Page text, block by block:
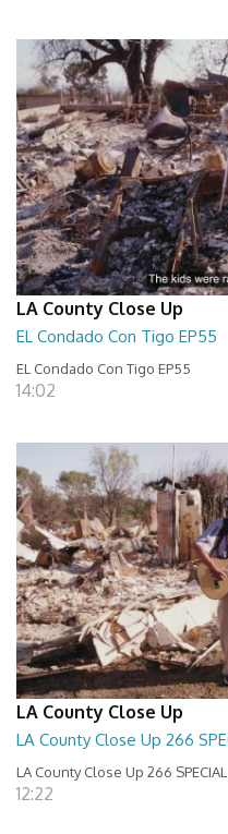
LA County Close Up
EL Condado Con Tigo EP55
EL Condado Con Tigo EP55
14:02
LA County Close Up
LA County Close Up 266
LA County Close Up 266
12:22